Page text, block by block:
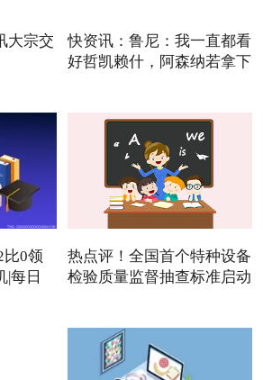
大宗交
快资讯：鲁尼：我一直都看
好哲凯赖什，阿森纳若拿下
比0领
|每日
热点评！全国首个特种设备
检验质量监督抽查标准启动